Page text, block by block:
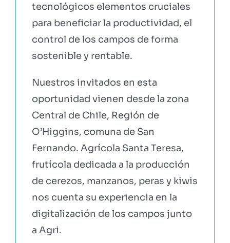
tecnológicos elementos cruciales
para beneficiar la productividad, el
control de los campos de forma
sostenible y rentable.
Nuestros invitados en esta
oportunidad vienen desde la zona
Central de Chile, Región de
O’Higgins, comuna de San
Fernando. Agrícola Santa Teresa,
frutícola dedicada a la producción
de cerezos, manzanos, peras y kiwis
nos cuenta su experiencia en la
digitalización de los campos junto
a Agri.